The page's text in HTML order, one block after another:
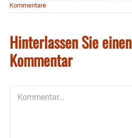
Kommentare
Hinterlassen Sie einen
Kommentar